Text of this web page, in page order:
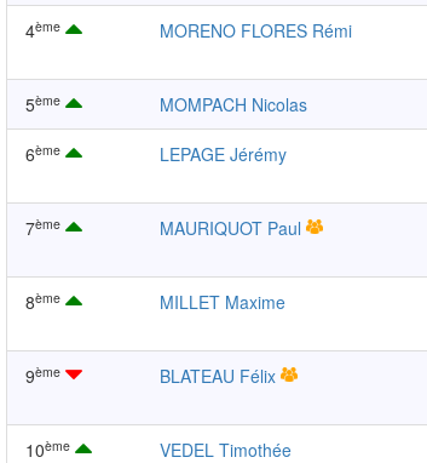
4ème MORENO FLORES Rémi
5ème MOMPACH Nicolas
6ème LEPAGE Jérémy
7ème MAURIQUOT Paul
8ème MILLET Maxime
9ème BLATEAU Félix
10ème VEDEL Timothée